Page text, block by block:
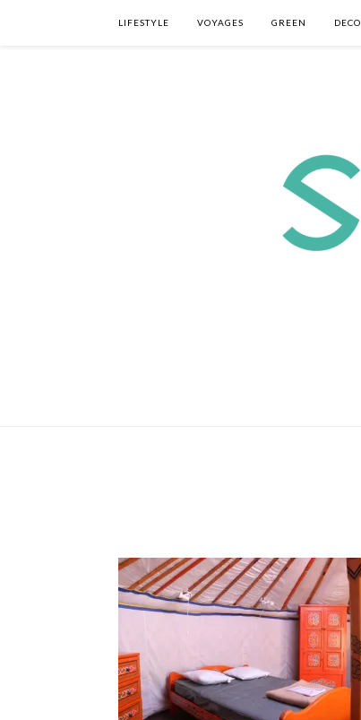
LIFESTYLE VOYAGES GREEN DECO